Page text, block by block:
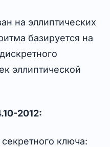
на эллиптических
базируется на
эллиптической
2012:
ключа: